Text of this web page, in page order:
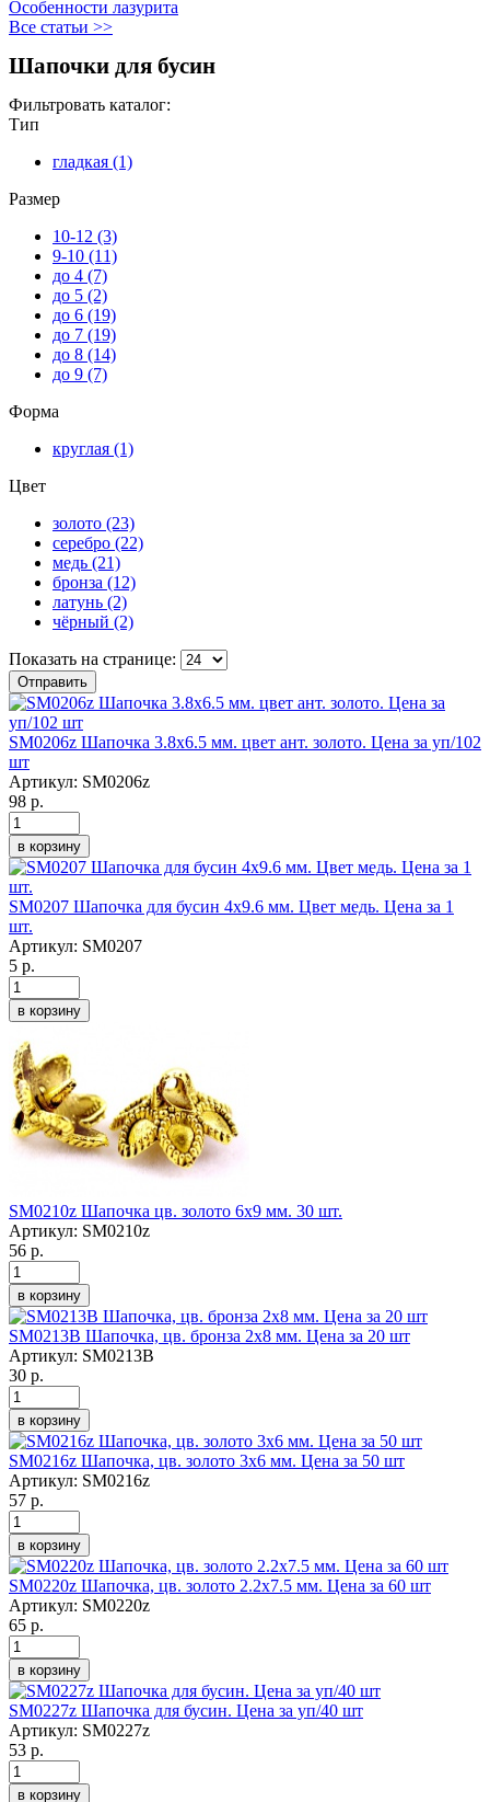
Особенности лазурита
Все статьи >>
Шапочки для бусин
Фильтровать каталог:
Тип
гладкая (1)
Размер
10-12 (3)
9-10 (11)
до 4 (7)
до 5 (2)
до 6 (19)
до 7 (19)
до 8 (14)
до 9 (7)
Форма
круглая (1)
Цвет
золото (23)
серебро (22)
медь (21)
бронза (12)
латунь (2)
чёрный (2)
Показать на странице:
Отправить
SM0206z Шапочка 3.8х6.5 мм. цвет ант. золото. Цена за уп/102
шт
Артикул: SM0206z
98 р.
в корзину
SM0207 Шапочка для бусин 4х9.6 мм. Цвет медь. Цена за 1
шт.
Артикул: SM0207
5 р.
в корзину
SM0210z Шапочка цв. золото 6х9 мм. 30 шт.
Артикул: SM0210z
56 р.
в корзину
SM0213B Шапочка, цв. бронза 2х8 мм. Цена за 20 шт
Артикул: SM0213B
30 р.
в корзину
SM0216z Шапочка, цв. золото 3х6 мм. Цена за 50 шт
Артикул: SM0216z
57 р.
в корзину
SM0220z Шапочка, цв. золото 2.2х7.5 мм. Цена за 60 шт
Артикул: SM0220z
65 р.
в корзину
SM0227z Шапочка для бусин. Цена за уп/40 шт
Артикул: SM0227z
53 р.
в корзину